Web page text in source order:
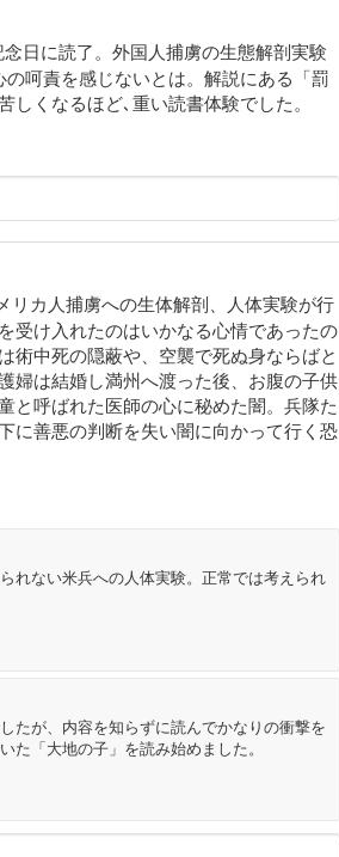
日に読了。外国人捕虜の生態解剖実験
呵責を感じないとは。解説にある「罰
くなるほど､重い読書体験でした。
リカ人捕虜への生体解剖、人体実験が行
受け入れたのはいかなる心情であったの
術中死の隠蔽や、空襲で死ぬ身ならばと
婦は結婚し満州へ渡った後、お腹の子供
と呼ばれた医師の心に秘めた闇。兵隊た
に善悪の判断を失い闇に向かって行く恐
れない米兵への人体実験。正常では考えられ
たが、内容を知らずに読んでかなりの衝撃を
た「大地の子」を読み始めました。